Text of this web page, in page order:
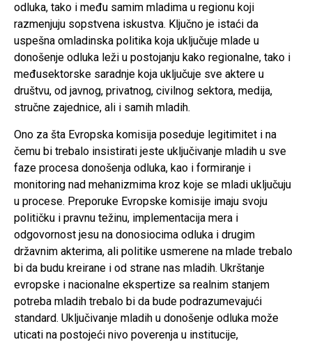
odluka, tako i među samim mladima u regionu koji
razmenjuju sopstvena iskustva. Ključno je istaći da
uspešna omladinska politika koja uključuje mlade u
donošenje odluka leži u postojanju kako regionalne, tako i
međusektorske saradnje koja uključuje sve aktere u
društvu, od javnog, privatnog, civilnog sektora, medija,
stručne zajednice, ali i samih mladih.
Ono za šta Evropska komisija poseduje legitimitet i na
čemu bi trebalo insistirati jeste uključivanje mladih u sve
faze procesa donošenja odluka, kao i formiranje i
monitoring nad mehanizmima kroz koje se mladi uključuju
u procese. Preporuke Evropske komisije imaju svoju
političku i pravnu težinu, implementacija mera i
odgovornost jesu na donosiocima odluka i drugim
državnim akterima, ali politike usmerene na mlade trebalo
bi da budu kreirane i od strane nas mladih. Ukrštanje
evropske i nacionalne ekspertize sa realnim stanjem
potreba mladih trebalo bi da bude podrazumevajući
standard. Uključivanje mladih u donošenje odluka može
uticati na postojeći nivo poverenja u institucije,